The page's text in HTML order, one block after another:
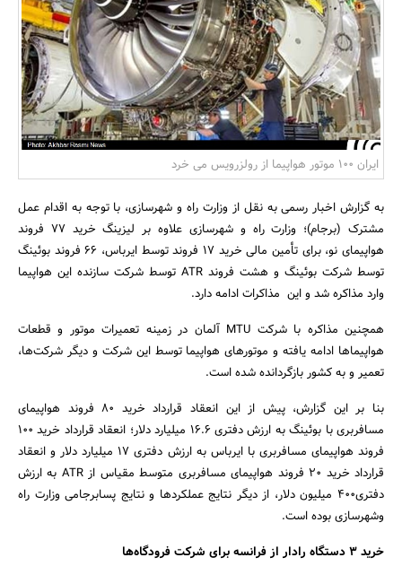
بانک، بیمه و سرمایه
مسکن و ساختمان
ایران 100 موتور هواپیما از رولزرویس می خرد
به گزارش اخبار رسمی به نقل از وزارت راه و شهرسازی، با توجه به اقدام عمل
مشترک (برجام)؛ وزارت راه و شهرسازی علاوه بر لیزینگ خرید ۷۷ فروند
هواپیمای نو، برای تأمین مالی خرید ۱۷ فروند توسط ایرباس، ۶۶ فروند بوئینگ
توسط شرکت بوئینگ و هشت فروند ATR توسط شرکت سازنده این هواپیما
وارد مذاکره شد و این مذاکرات ادامه دارد.
همچنین مذاکره با شرکت MTU آلمان در زمینه تعمیرات موتور و قطعات
هواپیماها ادامه یافته و موتورهای هواپیما توسط این شرکت و دیگر شرکت‌ها،
تعمیر و به کشور بازگردانده شده است.
بنا بر این گزارش، پیش از این انعقاد قرارداد خرید ۸۰ فروند هواپیمای
مسافربری با بوئینگ به ارزش دفتری ۱۶.۶ میلیارد دلار؛ انعقاد قرارداد خرید ۱۰۰
فروند هواپیمای مسافربری با ایرباس به ارزش دفتری ۱۷ میلیارد دلار و انعقاد
قرارداد خرید ۲۰ فروند هواپیمای مسافربری متوسط مقیاس از ATR به ارزش
دفتری۴۰۰ میلیون دلار، از دیگر نتایج عملکردها و نتایج پسابرجامی وزارت راه
وشهرسازی بوده است.
خرید ۳ دستگاه رادار از فرانسه برای شرکت فرودگاه‌ها